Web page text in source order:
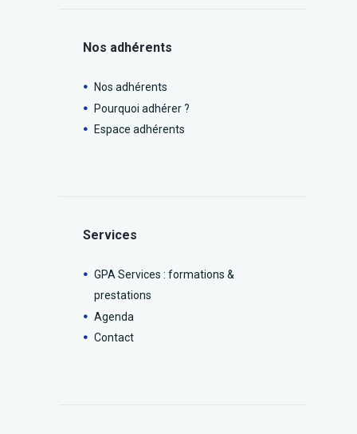
Nos adhérents
Nos adhérents
Pourquoi adhérer ?
Espace adhérents
Services
GPA Services : formations &
prestations
Agenda
Contact